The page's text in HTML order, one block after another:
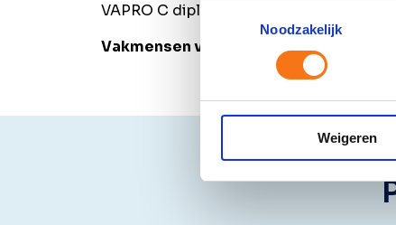
Noodzakelijk
Weigeren
VAPRO C diploma halen.
Vakmensen verdienen VAPRO. En jij